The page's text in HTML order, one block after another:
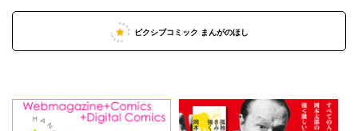
ピクシブコミック まんがのほし